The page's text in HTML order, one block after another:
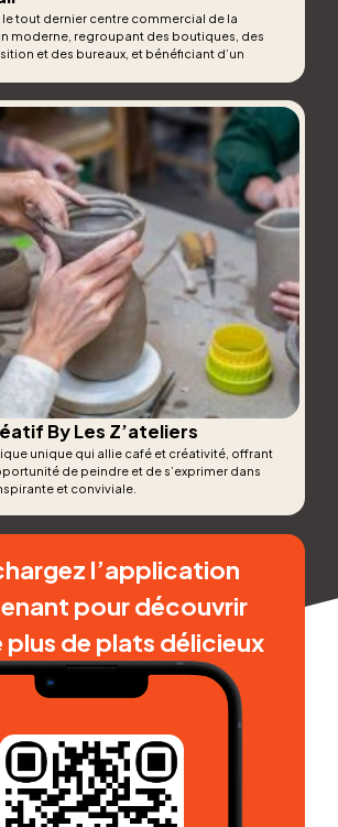
le tout dernier centre commercial de la
moderne, regroupant des boutiques, des
et des bureaux, et bénéficiant d’un
By Les Z’ateliers
unique qui allie café et créativité, offrant
de peindre et de s’exprimer dans
et conviviale.
l’application
pour découvrir
de plats délicieux